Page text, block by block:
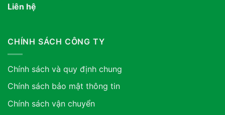
Liên hệ
CHÍNH SÁCH CÔNG TY
Chính sách và quy định chung
Chính sách bảo mật thông tin
Chính sách vận chuyển